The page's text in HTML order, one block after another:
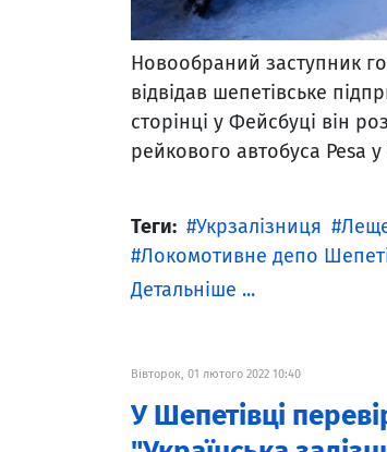
Новообраний заступник
відвідав шепетівське
сторінці у Фейсбуці він
рейкового автобуса Pesa
Теги: Укрзалізниця
Локомотивне депо
Детальніше ...
Вівторок, 01 лютого 2022 10:40
У Шепетівці